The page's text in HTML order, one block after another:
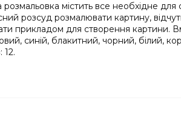
розмальовка містить все необхідне
розсуд розмалювати картину,
прикладом для створення картини.
синій, блакитний, чорний, білий,
12.